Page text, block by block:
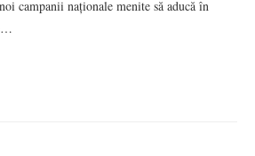
campanii naționale menite să aducă în